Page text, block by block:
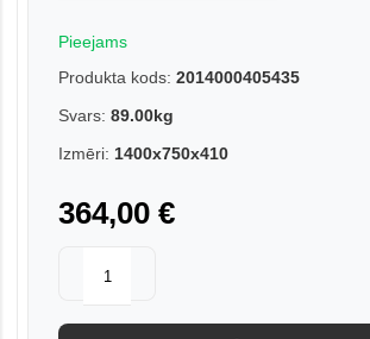
Pieejams
Produkta kods: 2014000405435
Svars: 89.00kg
Izmēri: 1400x750x410
364,00 €